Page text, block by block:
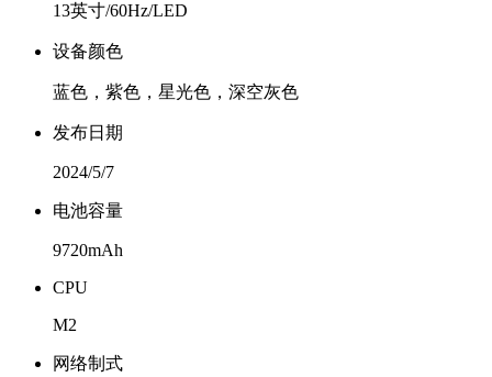
13英寸/60Hz/LED
设备颜色
蓝色，紫色，星光色，深空灰色
发布日期
2024/5/7
电池容量
9720mAh
CPU
M2
网络制式